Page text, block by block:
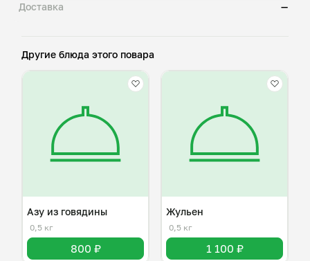
Доставка —
Другие блюда этого повара
Азу из говядины
0,5 кг
800 ₽
Жульен
0,5 кг
1 100 ₽